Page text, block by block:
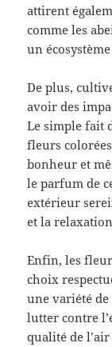
attirent
comme les
un
De plus,
avoir des
Le simple fait
fleurs
bonheur et
le parfum de
extérieur
et la
Enfin, les
choix
une variété
lutter contre
qualité de